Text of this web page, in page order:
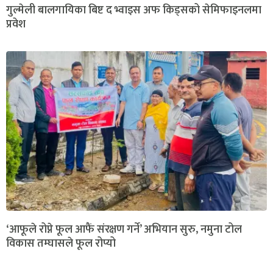
गुल्मेली बालगायिका बिष्ट द भ्वाइस अफ किड्सको सेमिफाइनलमा
प्रवेश
‘आफूले रोप्ने फूल आफैं संरक्षण गर्ने’ अभियान सुरु, नमुना टोल
विकास तम्घासले फूल रोप्यो